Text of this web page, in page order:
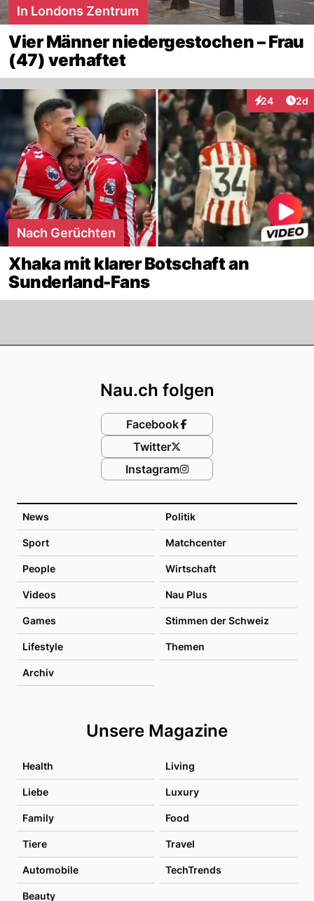
In Londons Zentrum
Vier Männer niedergestochen – Frau
(47) verhaftet
24
Interaktionen
2d
Nach Gerüchten
Xhaka mit klarer Botschaft an
Sunderland-Fans
News Politik
Sport Matchcenter
People Wirtschaft
Videos Nau Plus
Games Stimmen der Schweiz
Lifestyle Themen
Archiv
Unsere Magazine
Health Living
Liebe Luxury
Family Food
Tiere Travel
Automobile TechTrends
Beauty
Nau.ch folgen
Facebook
Twitter
Instagram